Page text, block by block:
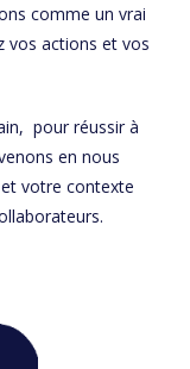
comme un vrai
vos actions et vos
pour réussir à
en nous
votre contexte